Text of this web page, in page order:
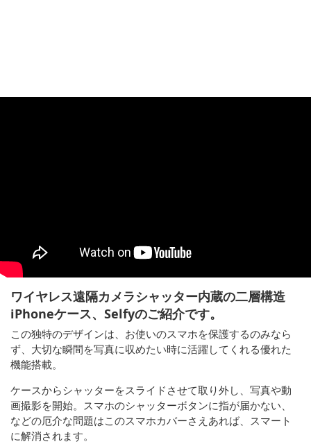
ワイヤレス遠隔カメラシャッター内蔵の二層構造
iPhoneケース、Selfyのご紹介です。
この独特のデザインは、お使いのスマホを保護するのみなら
ず、大切な瞬間を写真に収めたい時に活躍してくれる優れた
機能搭載。
ケースからシャッターをスライドさせて取り外し、写真や動
画撮影を開始。スマホのシャッターボタンに指が届かない、
などの厄介な問題はこのスマホカバーさえあれば、スマート
に解消されます。